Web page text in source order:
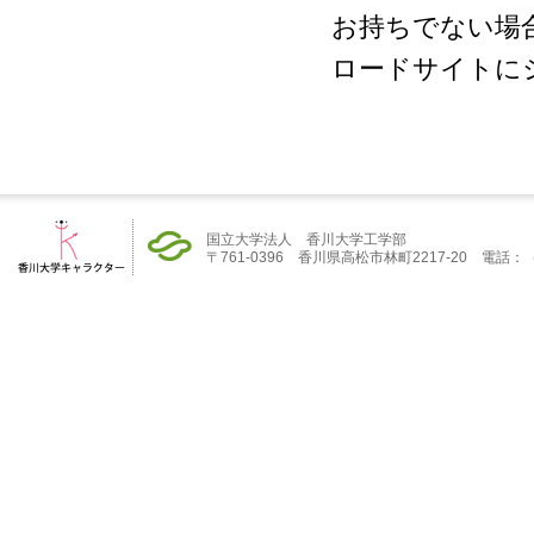
お持ちでない場
ロードサイトに
国立大学法人 香川大学工学部
〒761-0396 香川県高松市林町2217-20 電話：